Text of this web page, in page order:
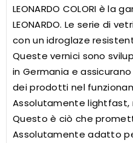
LEONARDO COLORI è la
LEONARDO. Le serie di
con un idroglaze
Queste vernici sono
in Germania e
dei prodotti nel
Assolutamente lightfast,
Questo è ciò che
Assolutamente adatto